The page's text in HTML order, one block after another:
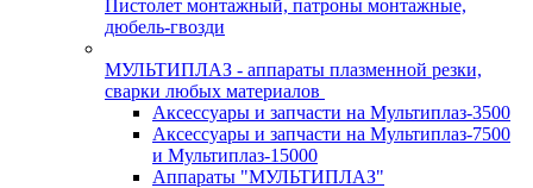
Пистолет монтажный, патроны монтажные,
дюбель-гвозди
МУЛЬТИПЛАЗ - аппараты плазменной резки,
сварки любых материалов
Аксессуары и запчасти на Мультиплаз-3500
Аксессуары и запчасти на Мультиплаз-7500
и Мультиплаз-15000
Аппараты "МУЛЬТИПЛАЗ"